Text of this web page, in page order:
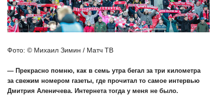
Фото: © Михаил Зимин / Матч ТВ
— Прекрасно помню, как в семь утра бегал за три километра
за свежим номером газеты, где прочитал то самое интервью
Дмитрия Аленичева. Интернета тогда у меня не было.